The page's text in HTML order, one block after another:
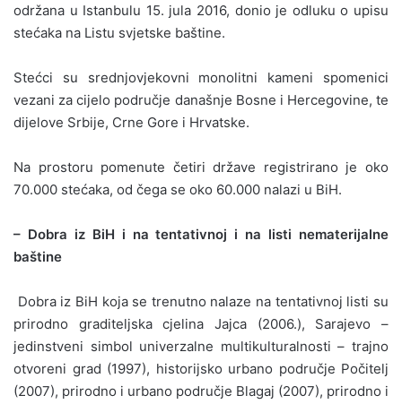
održana u Istanbulu 15. jula 2016, donio je odluku o upisu
stećaka na Listu svjetske baštine.
Stećci su srednjovjekovni monolitni kameni spomenici
vezani za cijelo područje današnje Bosne i Hercegovine, te
dijelove Srbije, Crne Gore i Hrvatske.
Na prostoru pomenute četiri države registrirano je oko
70.000 stećaka, od čega se oko 60.000 nalazi u BiH.
– Dobra iz BiH i na tentativnoj i na listi nematerijalne
baštine
Dobra iz BiH koja se trenutno nalaze na tentativnoj listi su
prirodno graditeljska cjelina Jajca (2006.), Sarajevo –
jedinstveni simbol univerzalne multikulturalnosti – trajno
otvoreni grad (1997), historijsko urbano područje Počitelj
(2007), prirodno i urbano područje Blagaj (2007), prirodno i